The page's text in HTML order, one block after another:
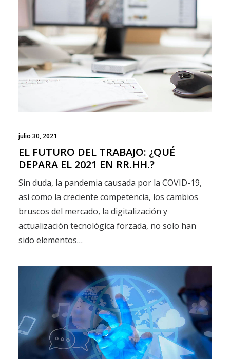
julio 30, 2021
EL FUTURO DEL TRABAJO: ¿QUÉ
DEPARA EL 2021 EN RR.HH.?
Sin duda, la pandemia causada por la COVID-19,
así como la creciente competencia, los cambios
bruscos del mercado, la digitalización y
actualización tecnológica forzada, no solo han
sido elementos…